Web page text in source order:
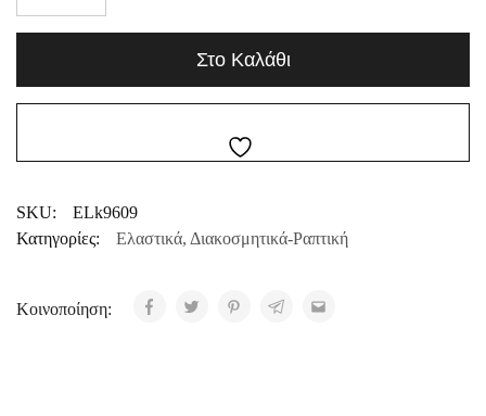
Στο Καλάθι
SKU:
ELk9609
Κατηγορίες:
Ελαστικά, Διακοσμητικά-Ραπτική
Κοινοποίηση: